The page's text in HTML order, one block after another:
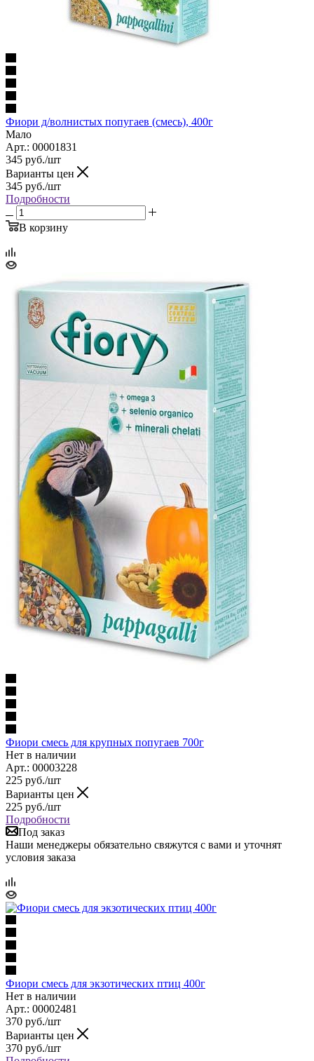
Фиори д/волнистых попугаев (смесь), 400г
Мало
Арт.: 00001831
345 руб./шт
Варианты цен
345 руб./шт
Подробности
В корзину
Фиори смесь для крупных попугаев 700г
Нет в наличии
Арт.: 00003228
225 руб./шт
Варианты цен
225 руб./шт
Подробности
Под заказ
Наши менеджеры обязательно свяжутся с вами и уточнят
условия заказа
Фиори смесь для экзотических птиц 400г
Нет в наличии
Арт.: 00002481
370 руб./шт
Варианты цен
370 руб./шт